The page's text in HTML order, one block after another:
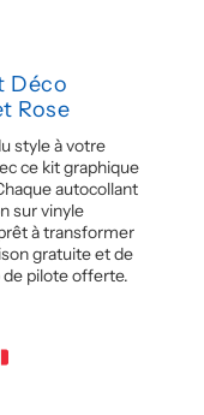
Déco
Rose
style à votre
ce kit graphique
autocollant
sur vinyle
à transformer
gratuite et de
de pilote offerte.